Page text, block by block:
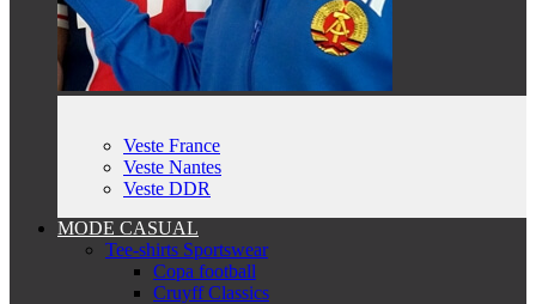
Veste France
Veste Nantes
Veste DDR
MODE CASUAL
Tee-shirts Sportswear
Copa football
Cruyff Classics